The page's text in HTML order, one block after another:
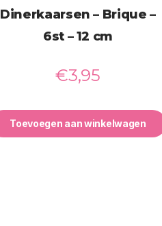
Dinerkaarsen – Brique –
6st – 12 cm
€3,95
Toevoegen aan winkelwagen